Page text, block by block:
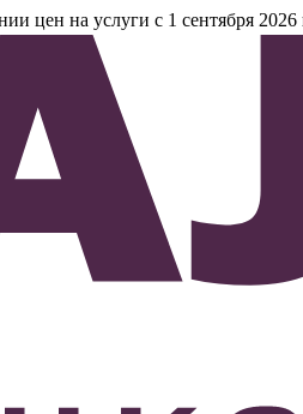
на услуги с 1 сентября 2026